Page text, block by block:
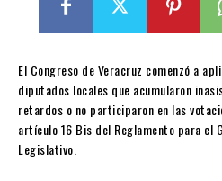
El Congreso de Veracruz comenzó a
diputados locales que acumularon
retardos o no participaron en las
artículo 16 Bis del Reglamento para el
Legislativo.